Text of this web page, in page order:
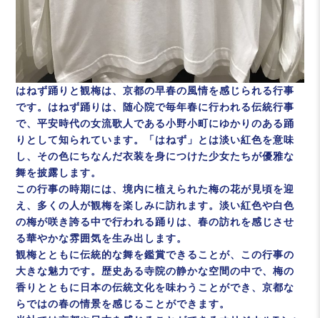
はねず踊りと観梅は、京都の早春の風情を感じられる行事
です。はねず踊りは、随心院で毎年春に行われる伝統行事
で、平安時代の女流歌人である小野小町にゆかりのある踊
りとして知られています。「はねず」とは淡い紅色を意味
し、その色にちなんだ衣装を身につけた少女たちが優雅な
舞を披露します。
この行事の時期には、境内に植えられた梅の花が見頃を迎
え、多くの人が観梅を楽しみに訪れます。淡い紅色や白色
の梅が咲き誇る中で行われる踊りは、春の訪れを感じさせ
る華やかな雰囲気を生み出します。
観梅とともに伝統的な舞を鑑賞できることが、この行事の
大きな魅力です。歴史ある寺院の静かな空間の中で、梅の
香りとともに日本の伝統文化を味わうことができ、京都な
らではの春の情景を感じることができます。